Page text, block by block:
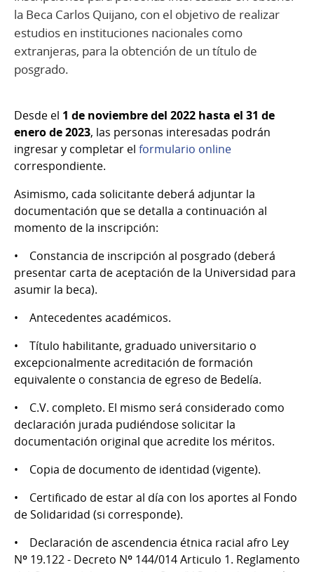
la Beca Carlos Quijano, con el objetivo de realizar
estudios en instituciones nacionales como
extranjeras, para la obtención de un título de
posgrado.
Desde el 1 de noviembre del 2022 hasta el 31 de
enero de 2023, las personas interesadas podrán
ingresar y completar el formulario online
correspondiente.
Asimismo, cada solicitante deberá adjuntar la
documentación que se detalla a continuación al
momento de la inscripción:
• Constancia de inscripción al posgrado (deberá
presentar carta de aceptación de la Universidad para
asumir la beca).
• Antecedentes académicos.
• Título habilitante, graduado universitario o
excepcionalmente acreditación de formación
equivalente o constancia de egreso de Bedelía.
• C.V. completo. El mismo será considerado como
declaración jurada pudiéndose solicitar la
documentación original que acredite los méritos.
• Copia de documento de identidad (vigente).
• Certificado de estar al día con los aportes al Fondo
de Solidaridad (si corresponde).
• Declaración de ascendencia étnica racial afro Ley
Nº 19.122 - Decreto Nº 144/014 Articulo 1. Reglamento